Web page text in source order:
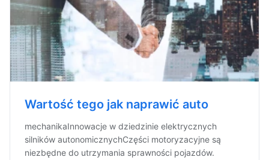
Wartość tego jak naprawić auto
mechanikaInnowacje w dziedzinie elektrycznych
silników autonomicznychCzęści motoryzacyjne są
niezbędne do utrzymania sprawności pojazdów.